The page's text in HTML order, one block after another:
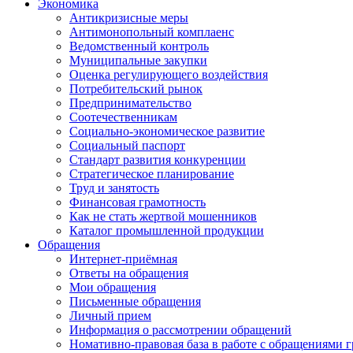
Экономика
Антикризисные меры
Антимонопольный комплаенс
Ведомственный контроль
Муниципальные закупки
Оценка регулирующего воздействия
Потребительский рынок
Предпринимательство
Соотечественникам
Социально-экономическое развитие
Социальный паспорт
Стандарт развития конкуренции
Стратегическое планирование
Труд и занятость
Финансовая грамотность
Как не стать жертвой мошенников
Каталог промышленной продукции
Обращения
Интернет-приёмная
Ответы на обращения
Мои обращения
Письменные обращения
Личный прием
Информация о рассмотрении обращений
Номативно-правовая база в работе с обращениями